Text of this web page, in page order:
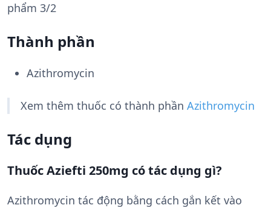
phẩm 3/2
Thành phần
Azithromycin
Xem thêm thuốc có thành phần Azithromycin
Tác dụng
Thuốc Aziefti 250mg có tác dụng gì?
Azithromycin tác động bằng cách gắn kết vào